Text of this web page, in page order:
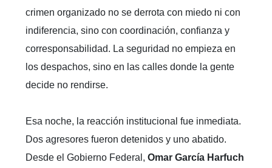
crimen organizado no se derrota con miedo ni con
indiferencia, sino con coordinación, confianza y
corresponsabilidad. La seguridad no empieza en
los despachos, sino en las calles donde la gente
decide no rendirse.
Esa noche, la reacción institucional fue inmediata.
Dos agresores fueron detenidos y uno abatido.
Desde el Gobierno Federal, Omar García Harfuch